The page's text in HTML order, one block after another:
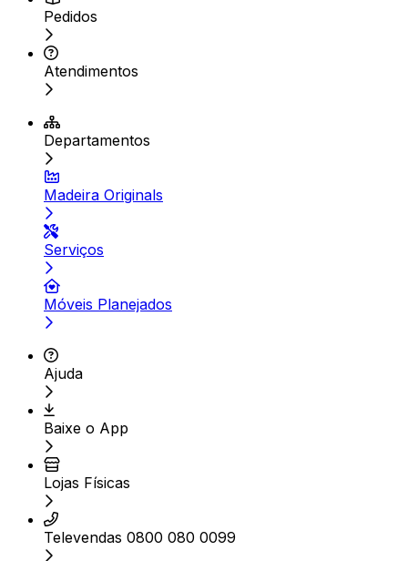
Pedidos
Atendimentos
Departamentos
Madeira Originals
Serviços
Móveis Planejados
Ajuda
Baixe o App
Lojas Físicas
Televendas 0800 080 0099